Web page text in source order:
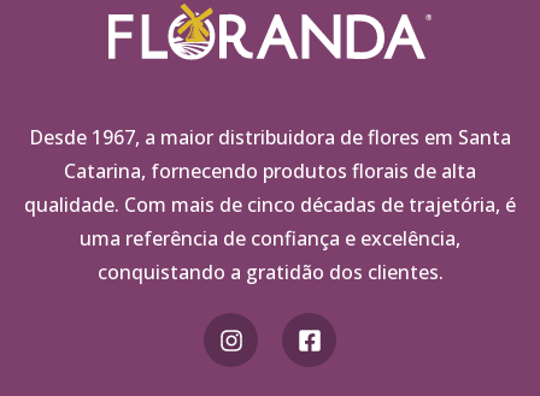
Desde 1967, a maior distribuidora de flores em Santa
Catarina, fornecendo produtos florais de alta
qualidade. Com mais de cinco décadas de trajetória, é
uma referência de confiança e excelência,
conquistando a gratidão dos clientes.